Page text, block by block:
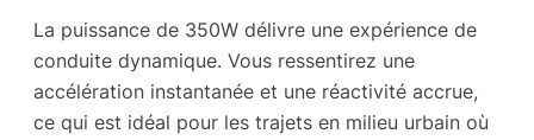
La puissance de 350W délivre une expérience de
conduite dynamique. Vous ressentirez une
accélération instantanée et une réactivité accrue,
ce qui est idéal pour les trajets en milieu urbain où